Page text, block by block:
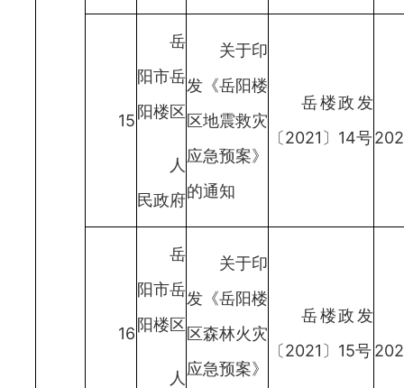
15
岳
阳市岳
阳楼区
人
民政府
关于印
发《岳阳楼
区地震救灾
应急预案》
的通知
岳楼政发
〔2021〕14号
16
岳
阳市岳
阳楼区
人
关于印
发《岳阳楼
区森林火灾
应急预案》
岳楼政发
〔2021〕15号